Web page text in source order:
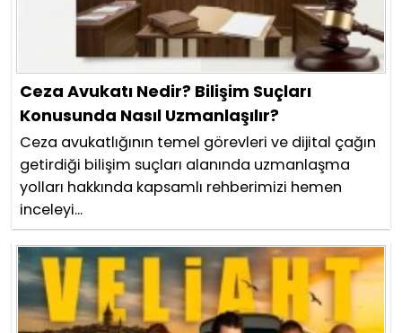
Ceza Avukatı Nedir? Bilişim Suçları
Konusunda Nasıl Uzmanlaşılır?
Ceza avukatlığının temel görevleri ve dijital çağın
getirdiği bilişim suçları alanında uzmanlaşma
yolları hakkında kapsamlı rehberimizi hemen
inceleyi...